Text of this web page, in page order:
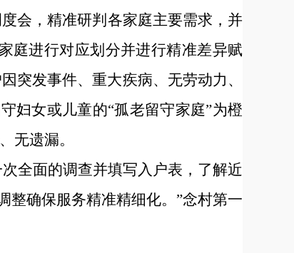
会，精准研判各家庭主要需求，并
庭进行对应划分并进行精准差异赋
突发事件、重大疾病、无劳动力、
妇女或儿童的“孤老留守家庭”为橙
无遗漏。
全面的调查并填写入户表，了解近
整确保服务精准精细化。”念村第一